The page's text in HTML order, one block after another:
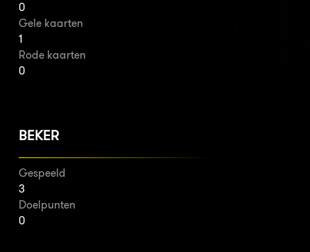
0
Gele kaarten
1
Rode kaarten
0
BEKER
Gespeeld
3
Doelpunten
0